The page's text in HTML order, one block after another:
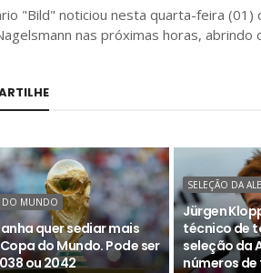
"Bild" noticiou nesta quarta-feira (01)
nas próximas horas, abrindo
DO MUNDO
quer sediar mais
do Mundo. Pode ser
ou 2042
SELEÇÃO DA
Jürgen
técnico de
seleção da
números